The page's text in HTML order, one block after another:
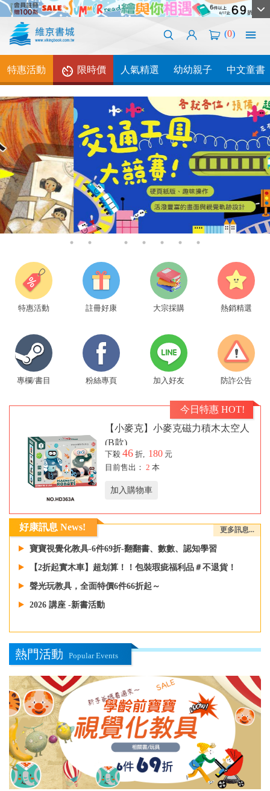
(0)
特惠活動 限時價 人氣精選 幼幼親子 中文童書
特惠活動 註冊好康 大宗採購 熱銷精選
專欄/書目 粉絲專頁 加入好友 防詐公告
今日特惠 HOT!
【小麥克】小麥克磁力積木太空人
(B款)
下殺 46 折, 180 元
目前售出： 2 本
加入購物車
好康訊息 News! 更多訊息...
寶寶視覺化教具-6件69折-翻翻書、數數、認知學習
【2折起實木車】超划算！！包裝瑕疵福利品＃不退貨！
聲光玩教具，全面特價6件66折起～
2026 講座 -新書活動
熱門活動 Popular Events